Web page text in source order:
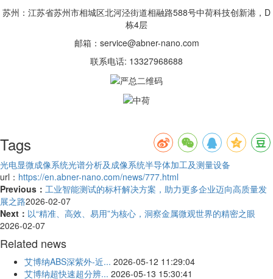
苏州：江苏省苏州市相城区北河泾街道相融路588号中荷科技创新港，D
栋4层
邮箱：service@abner-nano.com
联系电话: 13327968688
Tags
光电显微成像系统光谱分析及成像系统半导体加工及测量设备
url： https://en.abner-nano.com/news/777.html
Previous： 工业智能测试的标杆解决方案，助力更多企业迈向高质量发
展之路2026-02-07
Next： 以“精准、高效、易用”为核心，洞察金属微观世界的精密之眼
2026-02-07
Related news
艾博纳ABS深紫外-近... 2026-05-12 11:29:04
艾博纳超快速超分辨... 2026-05-13 15:30:41